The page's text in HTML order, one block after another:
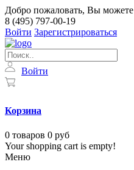
Добро пожаловать, Вы можете
8 (495) 797-00-19
Войти Зарегистрироваться
Войти
Корзина
0 товаров 0 руб
Your shopping cart is empty!
Меню